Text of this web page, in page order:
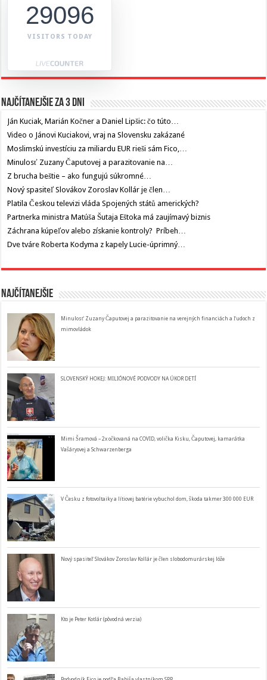
29096
VISITORS TODAY
Najčítanejšie za 3 dni
Ján Kuciak, Marián Kočner a Daniel Lipšic: čo túto…
Video o Jánovi Kuciakovi, vraj na Slovensku zakázané
Moslimskú investíciu za miliardu EUR rieši sám Fico,…
Minulosť Zuzany Čaputovej a parazitovanie na…
Z brucha beštie – ako fungujú súkromné…
Nový spasiteľ Slovákov Zoroslav Kollár je člen…
Platila Českou televizi vláda Spojených států amerických?
Partnerka ministra Matúša Šutaja Eštoka má zaujímavý biznis
Záchrana kúpeľov alebo získanie kontroly? Príbeh…
Dve tváre Roberta Kodyma z kapely Lucie-úprimný…
Najčítanejšie
Minulosť Zuzany Čaputovej a parazitovanie na verejných financiách a ľudoch z
mimovládok
SLOVENSKÝ HOKEJ: MILIÓNOVÉ PODVODY NA ÚKOR DETÍ
Mimi Šramová – 2x očkovaná na COVID, volička Kisku, Čaputovej, kamarátka
Vašáryovej a Schwarzenberga
V Česku z fotovoltaiky a lítiovej batérie vybuchol dom, škoda takmer 300 000 EUR
Nový spasiteľ Slovákov Zoroslav Kollár je člen slobodomurárskej lóže
Kto je Peter Kotlár (pôvodná verzia)